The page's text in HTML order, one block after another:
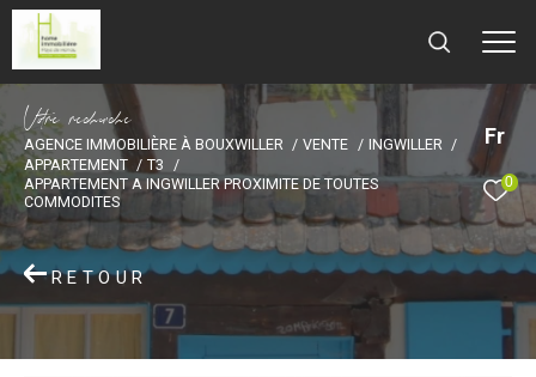
Fr
0
Vore recece
AGENCE IMMOBILIÈRE À BOUXWILLER VENTE
INGWILLER
APPARTEMENT
T3
APPARTEMENT A INGWILLER PROXIMITE DE TOUTES
COMMODITES
RETOUR